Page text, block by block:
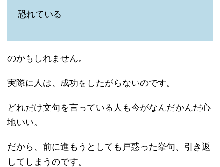
恐れている
のかもしれません。
実際に人は、成功をしたがらないのです。
どれだけ文句を言っている人も今がなんだかんだ心
地いい。
だから、前に進もうとしても戸惑った挙句、引き返
してしまうのです。